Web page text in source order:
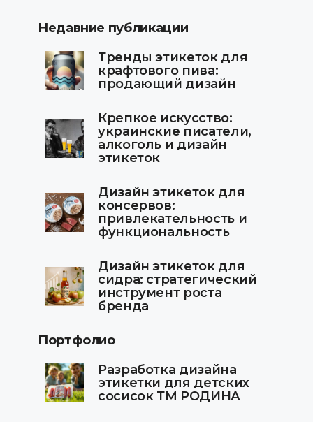
Недавние публикации
Тренды этикеток для
крафтового пива:
продающий дизайн
Крепкое искусство:
украинские писатели,
алкоголь и дизайн
этикеток
Дизайн этикеток для
консервов:
привлекательность и
функциональность
Дизайн этикеток для
сидра: стратегический
инструмент роста
бренда
Портфолио
Разработка дизайна
этикетки для детских
сосисок ТМ РОДИНА